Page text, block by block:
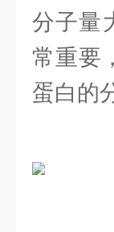
分子量
常重要
蛋白的